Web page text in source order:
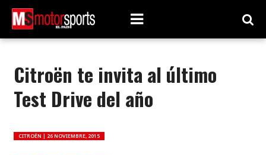
Citroën te invita al último
Test Drive del año
CITROËN | 26 NOVIEMBRE, 2015